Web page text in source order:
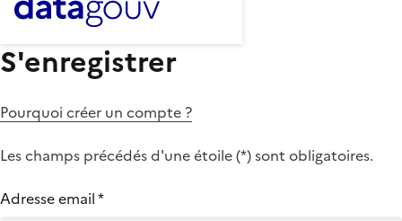
S'enregistrer
Pourquoi créer un compte ?
Les champs précédés d'une étoile (*) sont obligatoires.
Adresse email*